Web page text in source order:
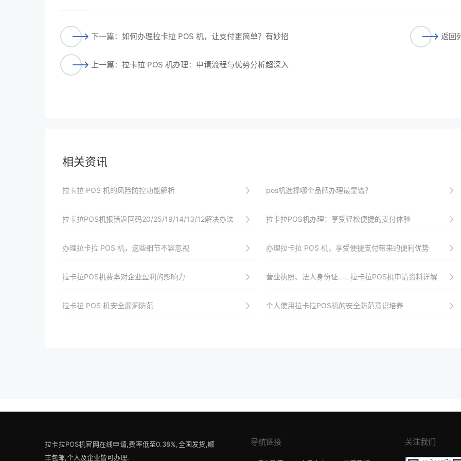
下一篇：如何办理拉卡拉 POS 机，让支付更简单？有妙招
上一篇：拉卡拉 POS 机办理：申请流程与优势分析超深入
返回
相关资讯
拉卡拉 POS 机的风险防控功能解析 pos机选择哪个品牌办理最靠谱？
拉卡拉POS机报错返回码20/25/19/14/13/12解决办法 拉卡拉POS机办理：享受轻松便捷的支付体验
办理拉卡拉 POS 机，这些细节不容忽视 办理拉卡拉 POS 机，享受便捷支付带来的便利优势
拉卡拉POS机费率对企业盈利的影响力 营业执照、法人身份证……拉卡拉POS机申请资料详解
拉卡拉 POS 机安全漏洞防范 个人使用拉卡拉POS机的安全防范意识培养
拉卡拉POS机官网在线申请,费率低至0.38%,全国发货,顺
丰包邮,个人及企业皆可办理.
导航链接 关注我们